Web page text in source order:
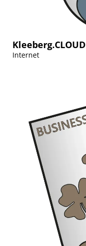
Kleeberg.CLOUD
Internet